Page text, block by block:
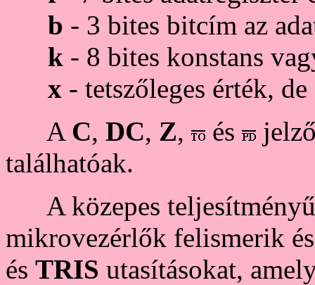
b - 3 bites bitcím az
k - 8 bites konstans
x - tetszőleges érték,
A C, DC, Z, és
találhatóak.
A közepes
mikrovezérlők felismerik
és TRIS utasításokat,